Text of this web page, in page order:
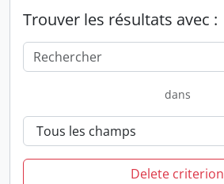
Trouver les résultats avec :
dans
Delete criterion